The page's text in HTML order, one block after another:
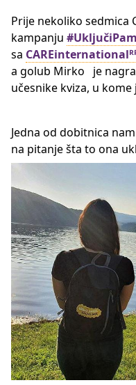
Prije nekoliko sedmica
kampanju
sa
a golub Mirko je
učesnike kviza, u
Jedna od dobitnica
na pitanje šta to ona